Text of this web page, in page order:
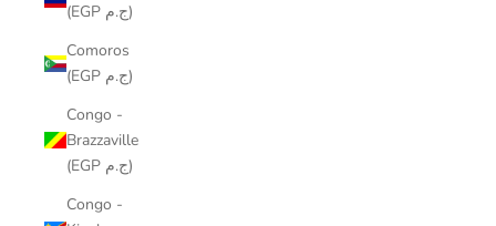
(EGP ج.م)
Comoros
(EGP ج.م)
Congo -
Brazzaville
(EGP ج.م)
Congo -